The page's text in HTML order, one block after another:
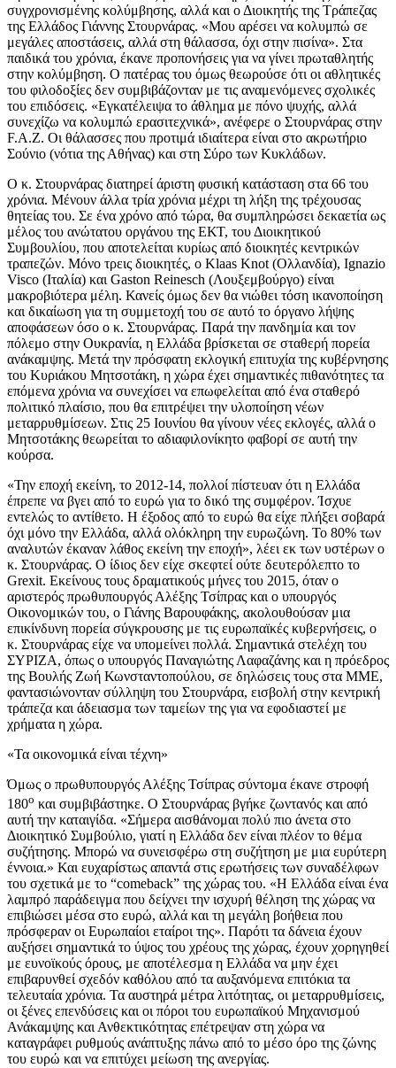
συγχρονισμένης κολύμβησης, αλλά και ο Διοικητής της Τράπεζας
της Ελλάδος Γιάννης Στουρνάρας. «Μου αρέσει να κολυμπώ σε
μεγάλες αποστάσεις, αλλά στη θάλασσα, όχι στην πισίνα». Στα
παιδικά του χρόνια, έκανε προπονήσεις για να γίνει πρωταθλητής
στην κολύμβηση. Ο πατέρας του όμως θεωρούσε ότι οι αθλητικές
του φιλοδοξίες δεν συμβιβάζονταν με τις αναμενόμενες σχολικές
του επιδόσεις. «Εγκατέλειψα το άθλημα με πόνο ψυχής, αλλά
συνεχίζω να κολυμπώ ερασιτεχνικά», ανέφερε ο Στουρνάρας στην
F.A.Z. Οι θάλασσες που προτιμά ιδιαίτερα είναι στο ακρωτήριο
Σούνιο (νότια της Αθήνας) και στη Σύρο των Κυκλάδων.
Ο κ. Στουρνάρας διατηρεί άριστη φυσική κατάσταση στα 66 του
χρόνια. Μένουν άλλα τρία χρόνια μέχρι τη λήξη της τρέχουσας
θητείας του. Σε ένα χρόνο από τώρα, θα συμπληρώσει δεκαετία ως
μέλος του ανώτατου οργάνου της ΕΚΤ, του Διοικητικού
Συμβουλίου, που αποτελείται κυρίως από διοικητές κεντρικών
τραπεζών. Μόνο τρεις διοικητές, ο Klaas Knot (Ολλανδία), Ignazio
Visco (Ιταλία) και Gaston Reinesch (Λουξεμβούργο) είναι
μακροβιότερα μέλη. Κανείς όμως δεν θα νιώθει τόση ικανοποίηση
και δικαίωση για τη συμμετοχή του σε αυτό το όργανο λήψης
αποφάσεων όσο ο κ. Στουρνάρας. Παρά την πανδημία και τον
πόλεμο στην Ουκρανία, η Ελλάδα βρίσκεται σε σταθερή πορεία
ανάκαμψης. Μετά την πρόσφατη εκλογική επιτυχία της κυβέρνησης
του Κυριάκου Μητσοτάκη, η χώρα έχει σημαντικές πιθανότητες τα
επόμενα χρόνια να συνεχίσει να επωφελείται από ένα σταθερό
πολιτικό πλαίσιο, που θα επιτρέψει την υλοποίηση νέων
μεταρρυθμίσεων. Στις 25 Ιουνίου θα γίνουν νέες εκλογές, αλλά ο
Μητσοτάκης θεωρείται το αδιαφιλονίκητο φαβορί σε αυτή την
κούρσα.
«Την εποχή εκείνη, το 2012-14, πολλοί πίστευαν ότι η Ελλάδα
έπρεπε να βγει από το ευρώ για το δικό της συμφέρον. Ίσχυε
εντελώς το αντίθετο. Η έξοδος από το ευρώ θα είχε πλήξει σοβαρά
όχι μόνο την Ελλάδα, αλλά ολόκληρη την ευρωζώνη. Το 80% των
αναλυτών έκαναν λάθος εκείνη την εποχή», λέει εκ των υστέρων ο
κ. Στουρνάρας. Ο ίδιος δεν είχε σκεφτεί ούτε δευτερόλεπτο το
Grexit. Εκείνους τους δραματικούς μήνες του 2015, όταν ο
αριστερός πρωθυπουργός Αλέξης Τσίπρας και ο υπουργός
Οικονομικών του, ο Γιάνης Βαρουφάκης, ακολουθούσαν μια
επικίνδυνη πορεία σύγκρουσης με τις ευρωπαϊκές κυβερνήσεις, ο
κ. Στουρνάρας είχε να υπομείνει πολλά. Σημαντικά στελέχη του
ΣΥΡΙΖΑ, όπως ο υπουργός Παναγιώτης Λαφαζάνης και η πρόεδρος
της Βουλής Ζωή Κωνσταντοπούλου, σε δηλώσεις τους στα ΜΜΕ,
φαντασιώνονταν σύλληψη του Στουρνάρα, εισβολή στην κεντρική
τράπεζα και άδειασμα των ταμείων της για να εφοδιαστεί με
χρήματα η χώρα.
«Τα οικονομικά είναι τέχνη»
Όμως ο πρωθυπουργός Αλέξης Τσίπρας σύντομα έκανε στροφή
180ο και συμβιβάστηκε. Ο Στουρνάρας βγήκε ζωντανός και από
αυτή την καταιγίδα. «Σήμερα αισθάνομαι πολύ πιο άνετα στο
Διοικητικό Συμβούλιο, γιατί η Ελλάδα δεν είναι πλέον το θέμα
συζήτησης. Μπορώ να συνεισφέρω στη συζήτηση με μια ευρύτερη
έννοια.» Και ευχαρίστως απαντά στις ερωτήσεις των συναδέλφων
του σχετικά με το “comeback” της χώρας του. «Η Ελλάδα είναι ένα
λαμπρό παράδειγμα που δείχνει την ισχυρή θέληση της χώρας να
επιβιώσει μέσα στο ευρώ, αλλά και τη μεγάλη βοήθεια που
πρόσφεραν οι Ευρωπαίοι εταίροι της». Παρότι τα δάνεια έχουν
αυξήσει σημαντικά το ύψος του χρέους της χώρας, έχουν χορηγηθεί
με ευνοϊκούς όρους, με αποτέλεσμα η Ελλάδα να μην έχει
επιβαρυνθεί σχεδόν καθόλου από τα αυξανόμενα επιτόκια τα
τελευταία χρόνια. Τα αυστηρά μέτρα λιτότητας, οι μεταρρυθμίσεις,
οι ξένες επενδύσεις και οι πόροι του ευρωπαϊκού Μηχανισμού
Ανάκαμψης και Ανθεκτικότητας επέτρεψαν στη χώρα να
καταγράφει ρυθμούς ανάπτυξης πάνω από το μέσο όρο της ζώνης
του ευρώ και να επιτύχει μείωση της ανεργίας.